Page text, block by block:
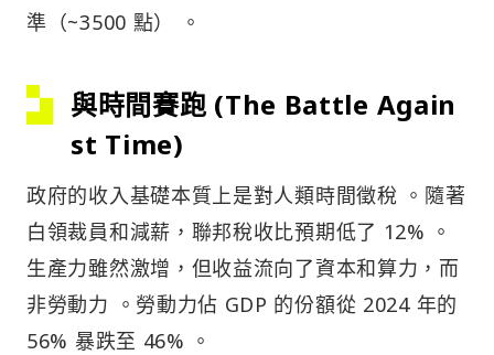
準（~3500 點） 。
與時間賽跑 (The Battle Again
st Time)
政府的收入基礎本質上是對人類時間徵稅 。隨著
白領裁員和減薪，聯邦稅收比預期低了 12% 。
生產力雖然激增，但收益流向了資本和算力，而
非勞動力 。勞動力佔 GDP 的份額從 2024 年的
56% 暴跌至 46% 。